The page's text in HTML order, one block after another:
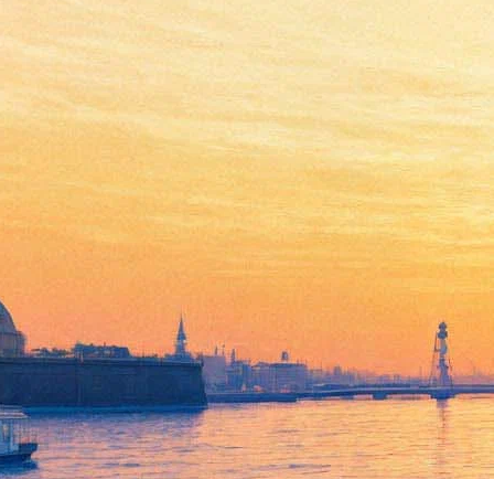
Агент Скалли прилетела в
Петербург для съемок в
"Войне и мире"
Версия для печати
Согласно информации в СМИ и социальных сетях,
британская актриса Джиллиан Андерсон, исполнительница
роли агента Скалли в популярном сериале "X-files" 1 февраля
прилетела в Петербург для участия в съемках сериала BBC
"Война и мир" по роману Льва Толстого.